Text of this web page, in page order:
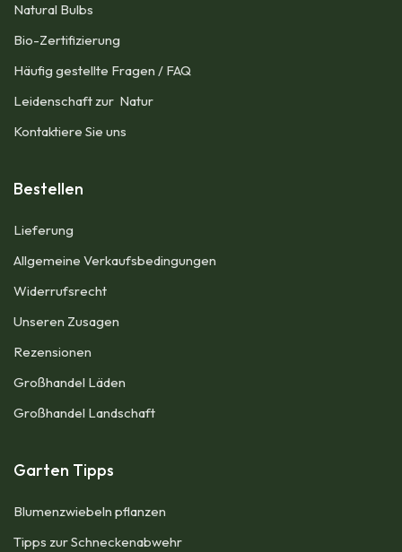
Natural Bulbs
Bio-Zertifizierung
Häufig gestellte Fragen / FAQ
Leidenschaft zur Natur
Kontaktiere Sie uns
Bestellen
Lieferung
Allgemeine Verkaufsbedingungen​
Widerrufsrecht
Unseren Zusagen
Rezensionen​
Großhandel Läden
Großhandel Landschaft
Garten Tipps
Blumenzwiebeln pflanzen
Tipps zur Schneckenabwehr